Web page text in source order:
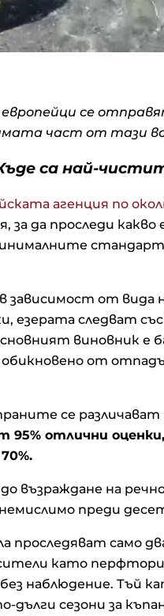
се
част от тази
са най-
агенция по
за да проследи
зависимост от
езерата следват
виновник е
от
се различават
95% отлични
възраждане на
преди
проследяват само
като
наблюдение. Тъй
дълги сезони за